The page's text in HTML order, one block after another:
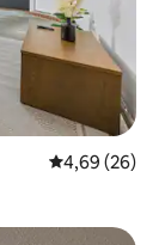
საშუალო
4,69 (26)